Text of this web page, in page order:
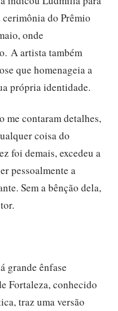
do Prêmio
onde
A artista também
que homenageia a
própria identidade.
me contaram detalhes,
coisa do
foi demais, excedeu a
pessoalmente a
Sem a bênção dela,
grande ênfase
Fortaleza, conhecido
traz uma versão